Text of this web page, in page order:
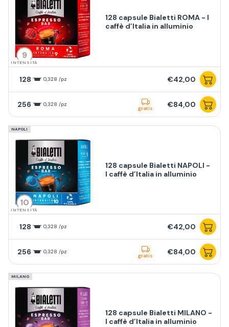
9
INTENSITÀ
128 capsule Bialetti ROMA - I
caffè d’Italia in alluminio
128 0,328 /pz €42,00
256 0,328 /pz
gratis €84,00
NAPOLI
10
INTENSITÀ
128 capsule Bialetti NAPOLI -
I caffè d’Italia in alluminio
128 0,328 /pz €42,00
256 0,328 /pz
gratis €84,00
MILANO
128 capsule Bialetti MILANO -
I caffè d’Italia in alluminio